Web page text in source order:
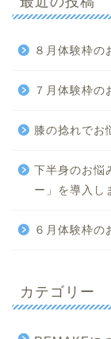
８月体験枠の
７月体験枠の
膝の捻れでお
下半身のお悩
ー」を導入し
６月体験枠の
カテゴリー